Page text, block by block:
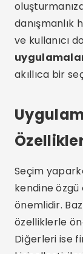
danışmanlık
ve kullanıcı
akıllıca bir
Seçim
kendine özgü
önemlidir.
özelliklerle
Diğerleri ise